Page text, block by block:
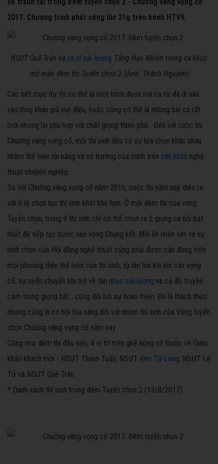
2017. Chương trình phát sóng lúc 21g trên kênh HTV9.
​NSƯT Quế Trân và ca sĩ cải lương Tống Hạo Nhiên trong ca khúc
mở màn đêm thi Tuyển chọn 2 (Ảnh: Thành Nguyên)
​Các tiết mục dự thi có thể là một trích đoạn mà ca từ đã đi sâu
vào lòng khán giả mộ điệu, hoặc cũng có thể là những bài ca rất
mới nhưng lại phù hợp với chất giọng thiên phú... Đến với cuộc thi
Chuông vàng vọng cổ, mỗi thí sinh đều có sự lựa chọn khác nhau
nhằm thể hiện tài năng và sở trường của mình trên sân khấu nghệ
thuật chuyên nghiệp.
So với Chuông vàng vọng cổ năm 2016, cuộc thi năm nay diễn ra
với tỉ lệ chọn lọc thí sinh khắt khe hơn. Ở mỗi đêm thi của vòng
Tuyển chọn, trong 9 thí sinh chỉ có thể chọn ra 2 giọng ca nổi bật
nhất để tiếp tục bước vào vòng Chung kết. Mỗi lời nhận xét và sự
bình chọn của Hội đồng nghệ thuật cũng phải được cân đong trên
mọi phương diện thể hiện của thí sinh, từ làn hơi khi lên câu vọng
cổ, sự uyển chuyển khi trở về tân nhạc cải lương và cả độ truyền
cảm trong giọng hát... cũng đòi hỏi sự hoàn thiện. Đó là thách thức
nhưng cũng là cơ hội tỏa sáng đối với nhóm thí sinh của Vòng tuyển
chọn Chuông vàng vọng cổ năm nay.
Cũng như đêm thi đầu tiên, 4 vị trí trên ghế nóng sẽ thuộc về Giám
khảo khách mời - NSƯT Thanh Tuấn, NSƯT Kim Tử Long, NSƯT Lê
Tứ và NSƯT Quế Trân.
* Danh sách thí sinh trong đêm Tuyển chọn 2 (13/8/2017) ​